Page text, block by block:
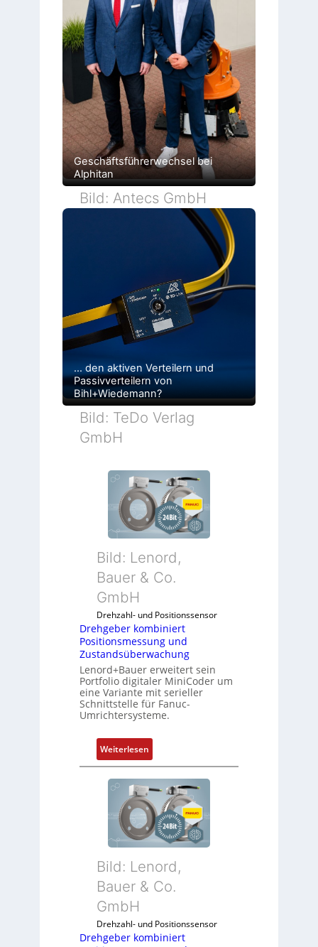
Geschäftsführerwechsel bei
Alphitan
Bild: Antecs GmbH
… den aktiven Verteilern und
Passivverteilern von
Bihl+Wiedemann?
Bild: TeDo Verlag
GmbH
Bild: Lenord,
Bauer & Co.
GmbH
Drehzahl- und Positionssensor
Drehgeber kombiniert
Positionsmessung und
Zustandsüberwachung
Lenord+Bauer erweitert sein
Portfolio digitaler MiniCoder um
eine Variante mit serieller
Schnittstelle für Fanuc-
Umrichtersysteme.
Weiterlesen:
D
r
e
h
g
e
e
m
b
Bild: Lenord,
Bauer & Co.
GmbH
Drehzahl- und Positionssensor
Drehgeber kombiniert